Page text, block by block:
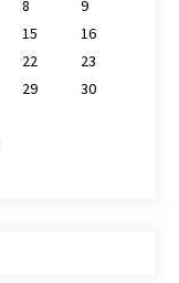
8
9
15
16
22
23
29
30